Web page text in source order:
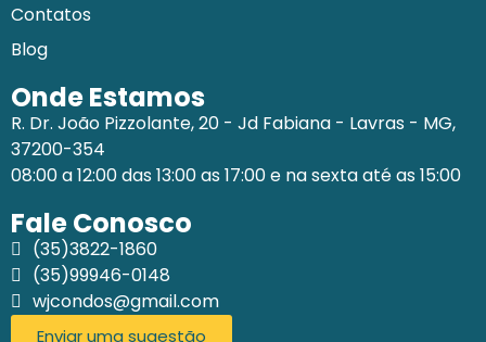
Contatos
Blog
Onde Estamos
R. Dr. João Pizzolante, 20 - Jd Fabiana - Lavras - MG,
37200-354
08:00 a 12:00 das 13:00 as 17:00 e na sexta até as 15:00
Fale Conosco
(35)3822-1860
(35)99946-0148
wjcondos@gmail.com
Enviar uma sugestão